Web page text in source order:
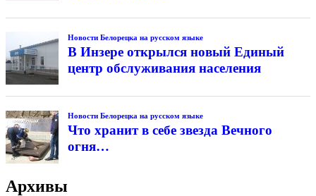
Новости Белорецка на русском языке
В Инзере открылся новый Единый
центр обслуживания населения
Новости Белорецка на русском языке
Что хранит в себе звезда Вечного
огня…
Архивы